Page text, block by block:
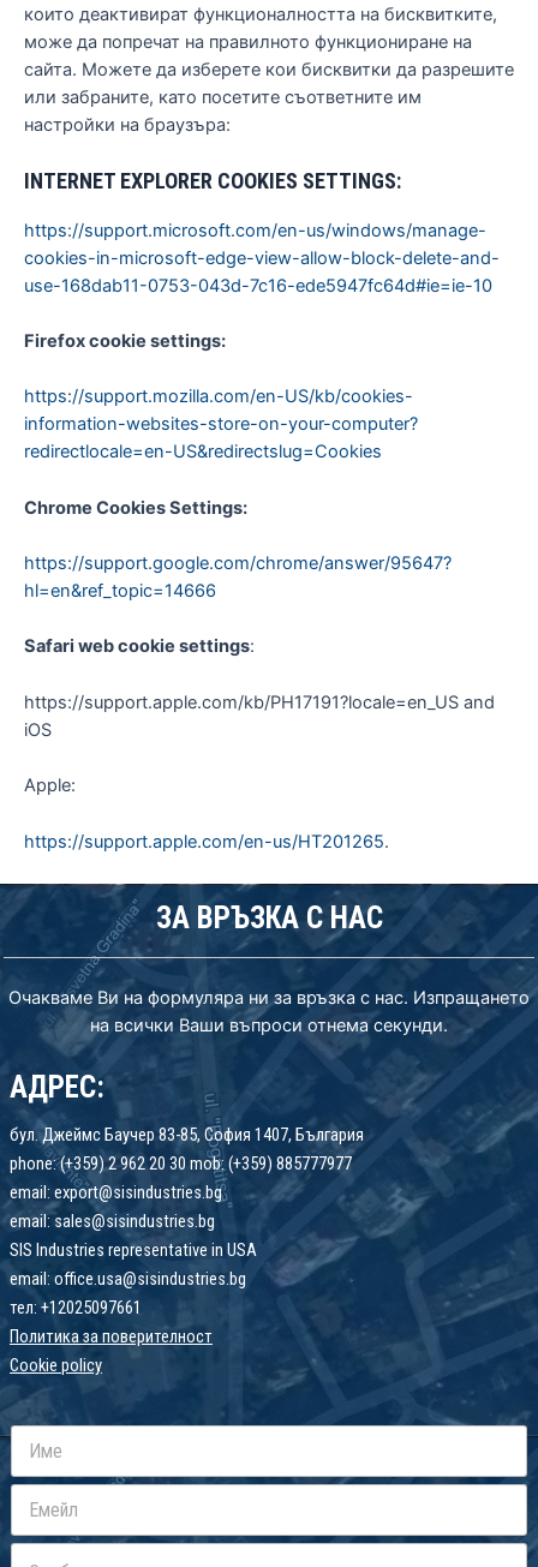
които деактивират функционалността на бисквитките,
може да попречат на правилното функциониране на
сайта. Можете да изберете кои бисквитки да разрешите
или забраните, като посетите съответните им
настройки на браузъра:
INTERNET EXPLORER COOKIES SETTINGS:
https://support.microsoft.com/en-us/windows/manage-
cookies-in-microsoft-edge-view-allow-block-delete-and-
use-168dab11-0753-043d-7c16-ede5947fc64d#ie=ie-10
Firefox cookie settings:
https://support.mozilla.com/en-US/kb/cookies-
information-websites-store-on-your-computer?
redirectlocale=en-US&redirectslug=Cookies
Chrome Cookies Settings:
https://support.google.com/chrome/answer/95647?
hl=en&ref_topic=14666
Safari web cookie settings:
https://support.apple.com/kb/PH17191?locale=en_US and
iOS
Apple:
https://support.apple.com/en-us/HT201265.
ЗА ВРЪЗКА С НАС
Очакваме Ви на формуляра ни за връзка с нас. Изпращането
на всички Ваши въпроси отнема секунди.
АДРЕС:
бул. Джеймс Баучер 83-85, София 1407, България
phone: (+359) 2 962 20 30 mob: (+359) 885777977
email: export@sisindustries.bg
email: sales@sisindustries.bg
SIS Industries representative in USA
email: office.usa@sisindustries.bg
тел: +12025097661
Политика за поверителност
Cookie policy